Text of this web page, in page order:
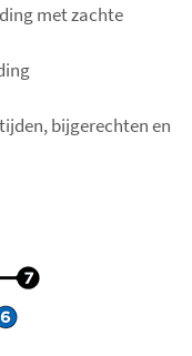
met zachte
bijgerechten en